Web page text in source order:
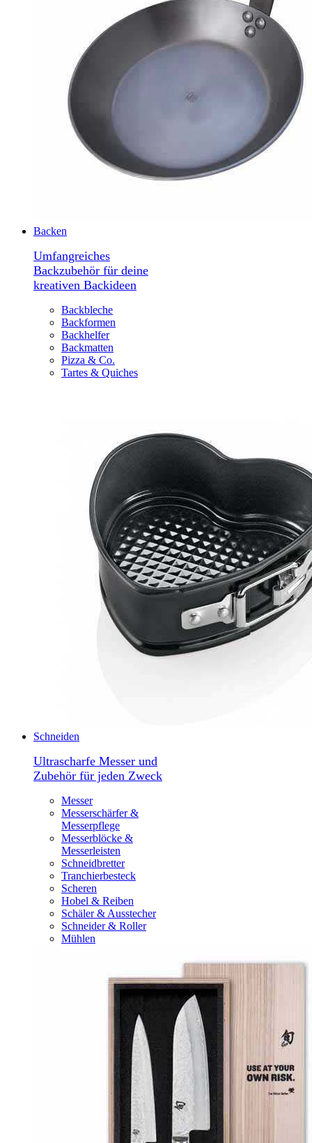
Backen
Umfangreiches
Backzubehör für deine
kreativen Backideen
Backbleche
Backformen
Backhelfer
Backmatten
Pizza & Co.
Tartes & Quiches
Schneiden
Ultrascharfe Messer und
Zubehör für jeden Zweck
Messer
Messerschärfer &
Messerpflege
Messerblöcke &
Messerleisten
Schneidbretter
Tranchierbesteck
Scheren
Hobel & Reiben
Schäler & Ausstecher
Schneider & Roller
Mühlen